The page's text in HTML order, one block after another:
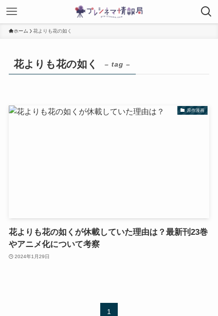
ホーム 花よりも花の如く
花よりも花の如く – tag –
原作漫画
花よりも花の如くが休載していた理由は？最新刊23巻
やアニメ化について考察
2024年1月29日
1